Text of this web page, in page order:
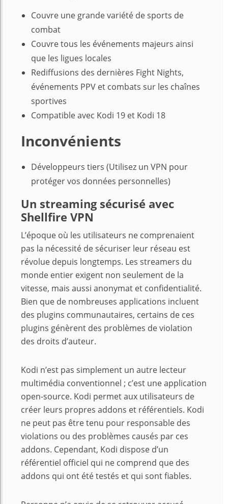
Couvre une grande variété de sports de
combat
Couvre tous les événements majeurs ainsi
que les ligues locales
Rediffusions des dernières Fight Nights,
événements PPV et combats sur les chaînes
sportives
Compatible avec Kodi 19 et Kodi 18
Inconvénients
Développeurs tiers (Utilisez un VPN pour
protéger vos données personnelles)
Un streaming sécurisé avec
Shellfire VPN
L’époque où les utilisateurs ne comprenaient
pas la nécessité de sécuriser leur réseau est
révolue depuis longtemps. Les streamers du
monde entier exigent non seulement de la
vitesse, mais aussi anonymat et confidentialité.
Bien que de nombreuses applications incluent
des plugins communautaires, certains de ces
plugins génèrent des problèmes de violation
des droits d’auteur.
Kodi n’est pas simplement un autre lecteur
multimédia conventionnel ; c’est une application
open-source. Kodi permet aux utilisateurs de
créer leurs propres addons et référentiels. Kodi
ne peut pas être tenu pour responsable des
violations ou des problèmes causés par ces
addons. Cependant, Kodi dispose d’un
référentiel officiel qui ne comprend que des
addons qui ont été testés et qui sont fiables.